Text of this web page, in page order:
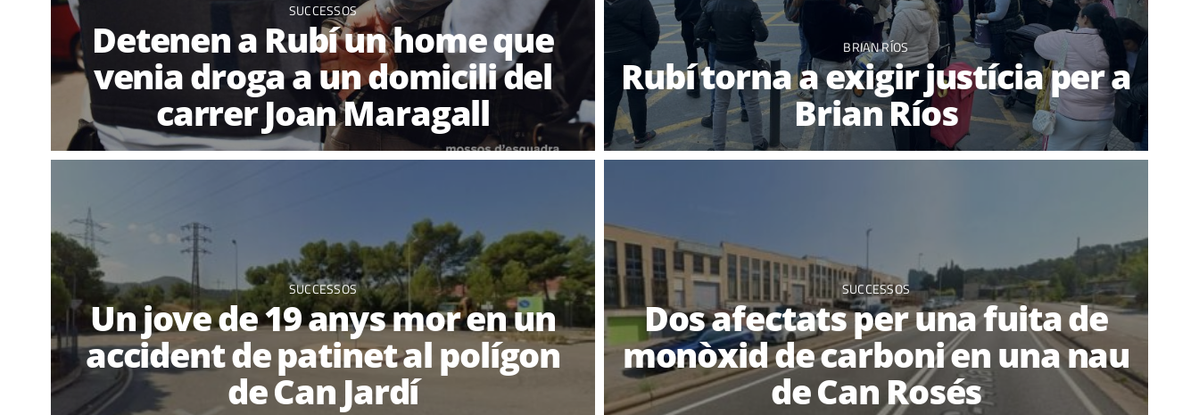
SUCCESSOS
Detenen a Rubí un home que
venia droga a un domicili del
carrer Joan Maragall
BRIAN RÍOS
Rubí torna a exigir justícia per a
Brian Ríos
SUCCESSOS
Un jove de 19 anys mor en un
accident de patinet al polígon
de Can Jardí
SUCCESSOS
Dos afectats per una fuita de
monòxid de carboni en una nau
de Can Rosés